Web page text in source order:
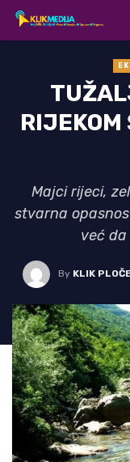
Majci rijeci,
stvarna
već
By KLIK